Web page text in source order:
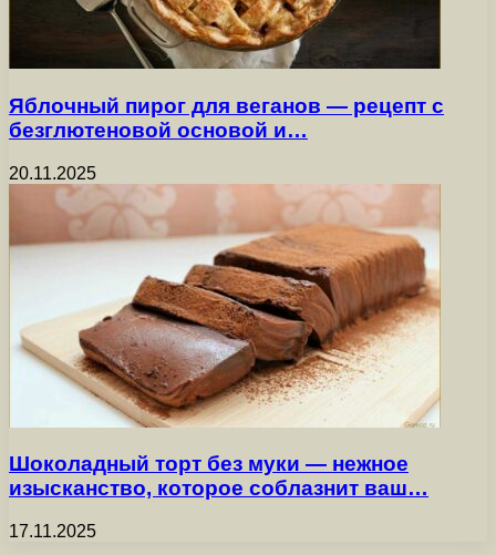
Яблочный пирог для веганов — рецепт с
безглютеновой основой и…
20.11.2025
Шоколадный торт без муки — нежное
изысканство, которое соблазнит ваш…
17.11.2025